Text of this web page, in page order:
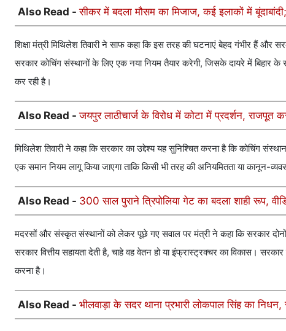
Also Read -सीकर में बदला मौसम का मिजाज, कई इलाकों में
शिक्षा मंत्री मिथिलेश तिवारी ने साफ कहा कि इस तरह की घटनाएं बेहद गंभीर हैं और
सरकार कोचिंग संस्थानों के लिए एक नया नियम तैयार करेगी, जिसके दायरे में बिहार
कर रही है।
Also Read -जयपुर लाठीचार्ज के विरोध में कोटा में प्रदर्शन,
मिथिलेश तिवारी ने कहा कि सरकार का उद्देश्य यह सुनिश्चित करना है कि कोचिंग
एक समान नियम लागू किया जाएगा ताकि किसी भी तरह की अनियमितता या कानून-
Also Read - 300 साल पुराने त्रिपोलिया गेट का बदला शाही रूप,
मदरसों और संस्कृत संस्थानों को लेकर पूछे गए सवाल पर मंत्री ने कहा कि सरकार
सरकार वित्तीय सहायता देती है, चाहे वह वेतन हो या इंफ्रास्ट्रक्चर का विकास।
करना है।
Also Read - भीलवाड़ा के सदर थाना प्रभारी लोकपाल सिंह का